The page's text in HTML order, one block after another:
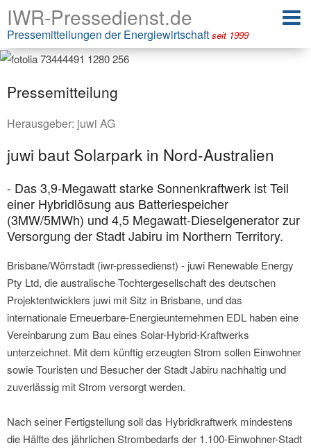
IWR-Pressedienst.de
Pressemitteilungen der Energiewirtschaft seit 1999
Pressemitteilung
Herausgeber: juwi AG
juwi baut Solarpark in Nord-Australien
- Das 3,9-Megawatt starke Sonnenkraftwerk ist Teil
einer Hybridlösung aus Batteriespeicher
(3MW/5MWh) und 4,5 Megawatt-Dieselgenerator zur
Versorgung der Stadt Jabiru im Northern Territory.
Brisbane/Wörrstadt (iwr-pressedienst) - juwi Renewable Energy
Pty Ltd, die australische Tochtergesellschaft des deutschen
Projektentwicklers juwi mit Sitz in Brisbane, und das
internationale Erneuerbare-Energieunternehmen EDL haben eine
Vereinbarung zum Bau eines Solar-Hybrid-Kraftwerks
unterzeichnet. Mit dem künftig erzeugten Strom sollen Einwohner
sowie Touristen und Besucher der Stadt Jabiru nachhaltig und
zuverlässig mit Strom versorgt werden.
Nach seiner Fertigstellung soll das Hybridkraftwerk mindestens
die Hälfte des jährlichen Strombedarfs der 1.100-Einwohner-Stadt